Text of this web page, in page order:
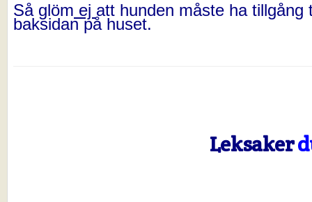
Så glöm ej att hunden måste ha
baksidan på huset.
Leksaker